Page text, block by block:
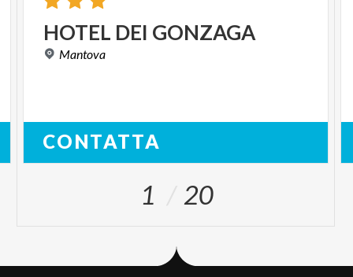
HOTEL DEI GONZAGA
Mantova
CONTATTA
1 20